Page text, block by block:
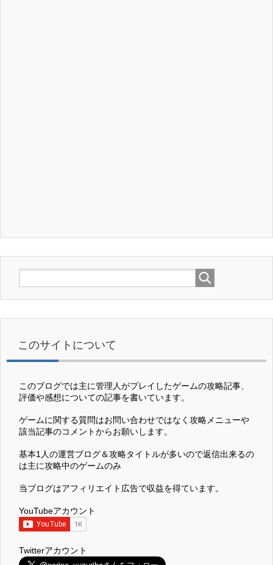
このサイトについて
このブログでは主に管理人がプレイしたゲームの攻略記事、
評価や感想についての記事を書いています。
ゲームに関する質問はお問い合わせではなく攻略メニューや
該当記事のコメントからお願いします。
基本1人の運営ブログ＆攻略タイトルが多いので返信出来るの
は主に攻略中のゲームのみ
当ブログはアフィリエイト広告で収益を得ています。
YouTubeアカウント
Twitterアカウント